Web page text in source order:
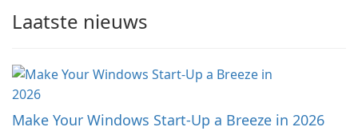
Laatste nieuws
Make Your Windows Start-Up a Breeze in 2026